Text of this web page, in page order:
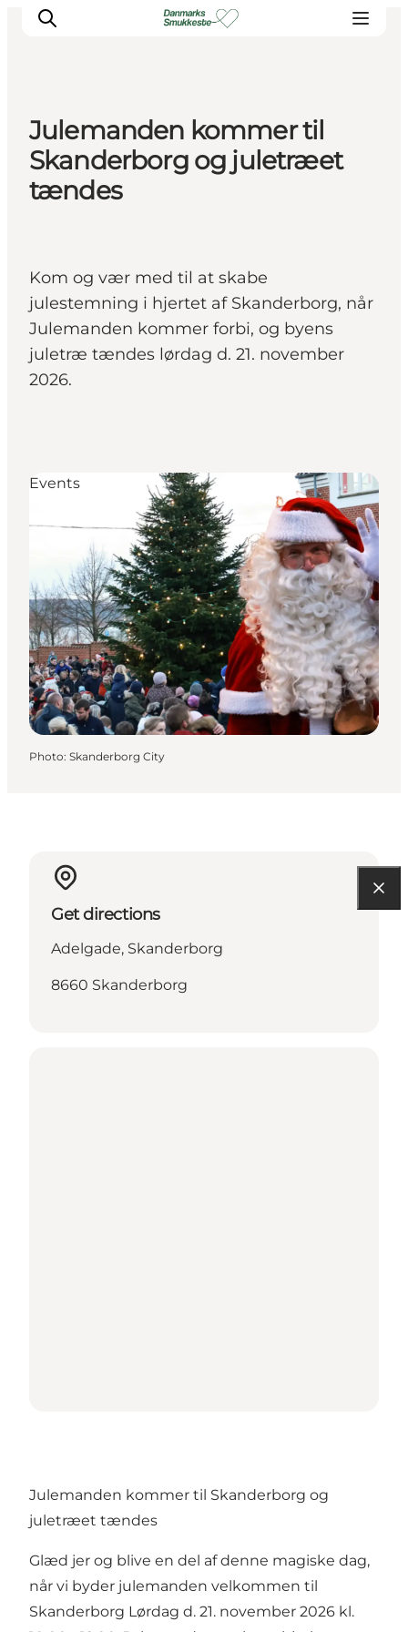
Experience nature
Discover the cities
Plan your trip
Julemanden kommer til
Skanderborg og juletræet
tændes
Kom og vær med til at skabe
julestemning i hjertet af Skanderborg, når
Julemanden kommer forbi, og byens
juletræ tændes lørdag d. 21. november
2026.
Events
Photo: Skanderborg City
Get directions
Adelgade, Skanderborg
8660 Skanderborg
Julemanden kommer til Skanderborg og
juletræet tændes
Glæd jer og blive en del af denne magiske dag,
når vi byder julemanden velkommen til
Skanderborg Lørdag d. 21. november 2026 kl.